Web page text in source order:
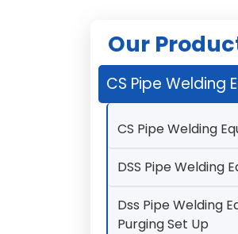
Our
CS Pipe Welding
CS Pipe Welding
DSS Pipe Welding
Dss Pipe Welding
Purging Set Up